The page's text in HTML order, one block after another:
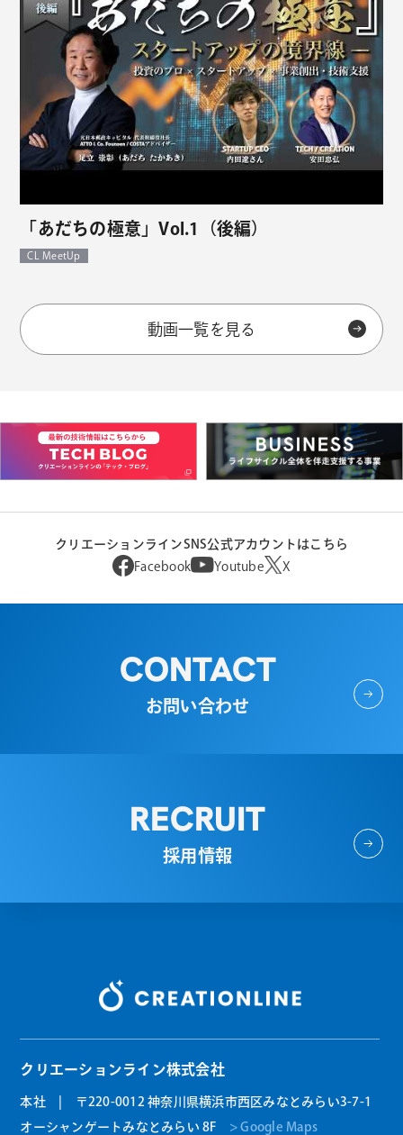
「あだちの極意」Vol.1（後編）
CL MeetUp
動画一覧を見る
クリエーションラインSNS公式アカウントはこちら
Facebook
Youtube X
CONTACT
お問い合わせ
RECRUIT
採用情報
クリエーションライン株式会社
本社 | 〒220-0012 神奈川県横浜市西区みなとみらい3-7-1
オーシャンゲートみなとみらい 8F > Google Maps